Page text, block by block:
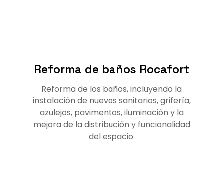
Reforma de baños Rocafort
Reforma de los baños, incluyendo la
instalación de nuevos sanitarios, grifería,
azulejos, pavimentos, iluminación y la
mejora de la distribución y funcionalidad
del espacio.